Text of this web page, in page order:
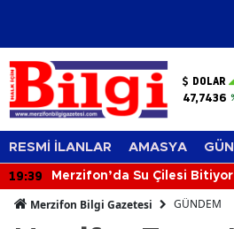
DOLAR
47,7436
RESMİ İLANLAR AMASYA
19:39 Merzifon’da Su Çilesi Bitiyor
Merzifon Bilgi Gazetesi GÜNDEM